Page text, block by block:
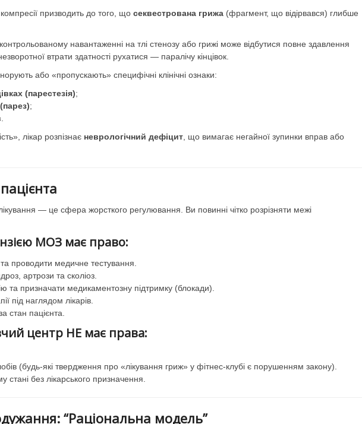
призводить до того, що секвестрована грижа (фрагмент, що відірвався) глибше
навантаженні на тлі стенозу або грижі може відбутися повне здавлення
втрати здатності рухатися — паралічу кінцівок.
або «пропускають» специфічні клінічні ознаки:
(парестезія);
;
лікар розпізнає неврологічний дефіцит , що вимагає негайної зупинки вправ або
— це сфера жорсткого регулювання. Ви повинні чітко розрізняти межі
МОЗ має право:
проводити медичне тестування.
артрози та сколіоз.
та призначати медикаментозну підтримку (блокади).
під наглядом лікарів.
стан пацієнта.
центр НЕ має права:
(будь-які твердження про «лікування гриж» у фітнес-клубі є порушенням закону).
без лікарського призначення.
“Раціональна модель”